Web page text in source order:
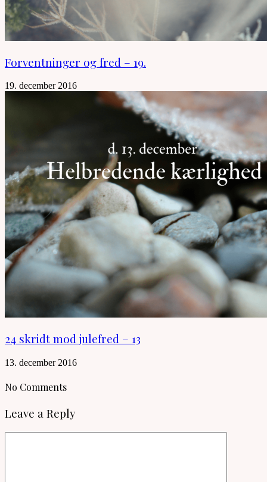
Forventninger og fred – 19.
19. december 2016
24 skridt mod julefred – 13
13. december 2016
No Comments
Leave a Reply